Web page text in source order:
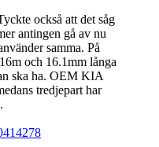
också att det såg
antingen gå av nu
samma. På
och 16.1mm långa
ska ha. OEM KIA
tredjepart har